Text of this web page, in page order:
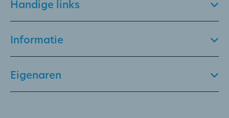
Handige links
Informatie
Eigenaren